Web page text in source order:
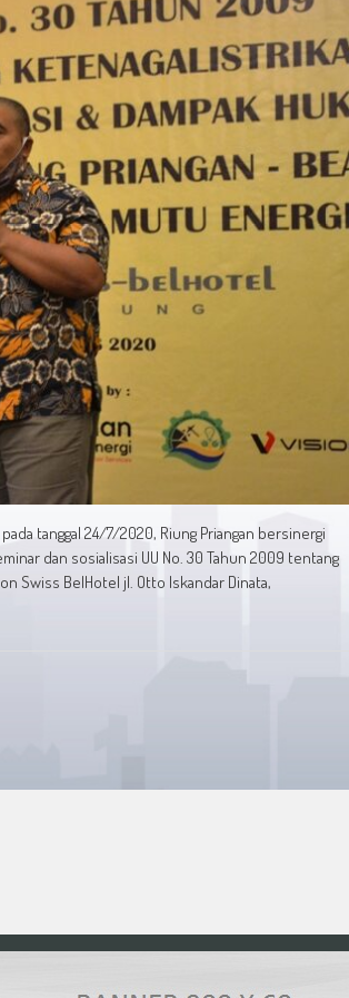
tanggal 24/7/2020, Riung Priangan bersinergi
dan sosialisasi UU No. 30 Tahun 2009 tentang
Swiss BelHotel jl. Otto Iskandar Dinata,